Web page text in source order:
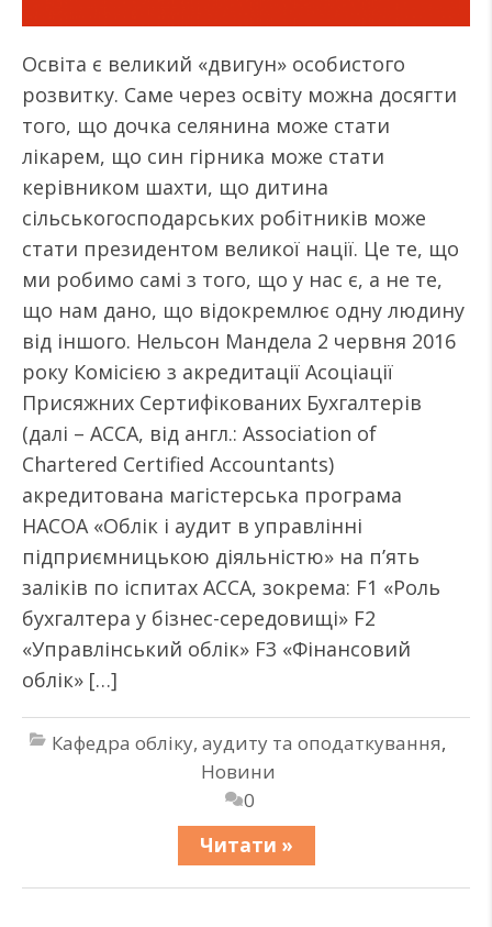
Освіта є великий «двигун» особистого
розвитку. Саме через освіту можна досягти
того, що дочка селянина може стати
лікарем, що син гірника може стати
керівником шахти, що дитина
сільськогосподарських робітників може
стати президентом великої нації. Це те, що
ми робимо самі з того, що у нас є, а не те,
що нам дано, що відокремлює одну людину
від іншого. Нельсон Мандела 2 червня 2016
року Комісією з акредитації Асоціації
Присяжних Сертифікованих Бухгалтерів
(далі – АССА, від англ.: Association of
Chartered Certified Accountants)
акредитована магістерська програма
НАСОА «Облік і аудит в управлінні
підприємницькою діяльністю» на п’ять
заліків по іспитах АССА, зокрема: F1 «Роль
бухгалтера у бізнес-середовищі» F2
«Управлінський облік» F3 «Фінансовий
облік» […]
Кафедра обліку, аудиту та оподаткування,
Новини
0
Читати »